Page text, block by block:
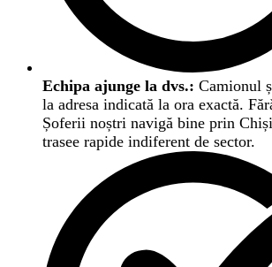
Echipa ajunge la dvs.: Camionul
la adresa indicată la ora exactă.
Șoferii noștri navigă bine prin
trasee rapide indiferent de sector.